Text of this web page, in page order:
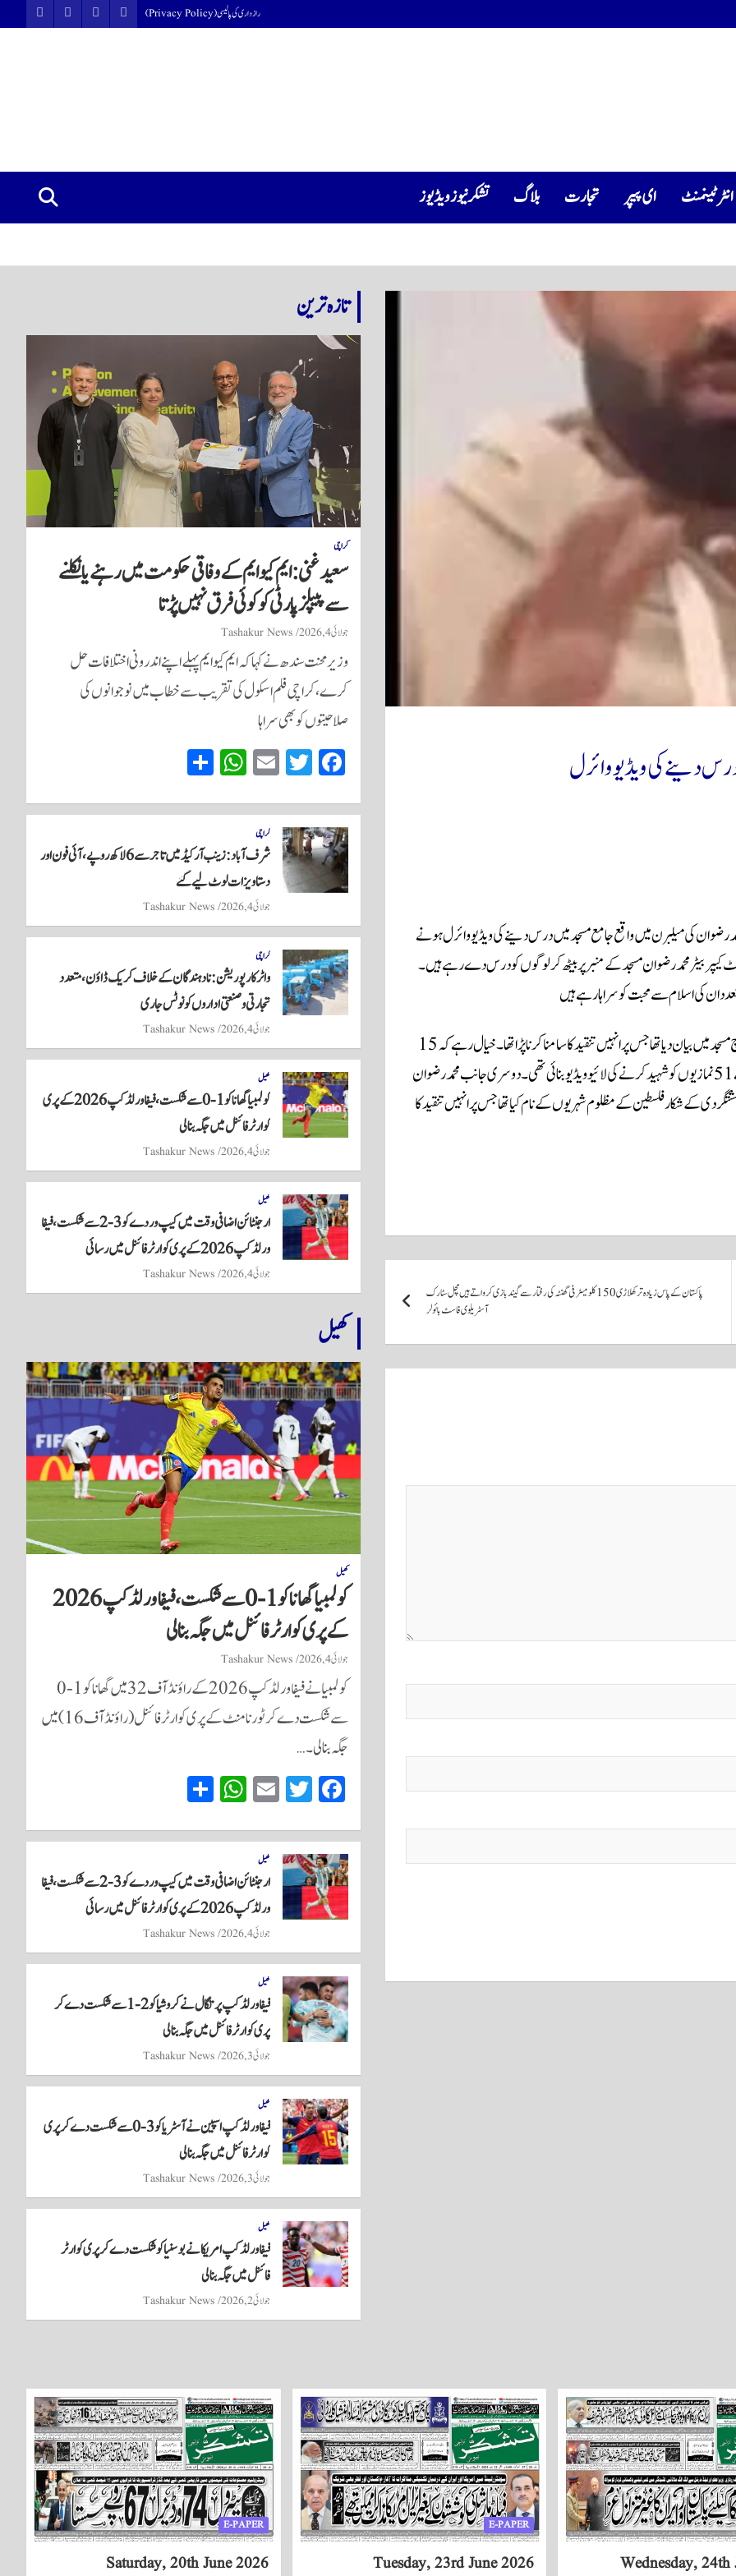
رازداری کی پالیسی (Privacy Policy)
انٹرٹینمنٹ ای پیپر تجارت بلاگ تشکرنیوز ویڈیوز
دینے کی ویڈیو وائرل
قومی ٹیم کے وکٹ کیپر بیٹر محمد رضوان کی میلبرن میں واقع جامع مسجد میں درس دینے کی ویڈیو وائرل ہونے
بیٹر محمد رضوان مسجد کے منبر پر بیٹھ کر لوگوں کو درس دے رہے ہیں۔
ان کی اسلام سے محبت کو سراہا رہے ہیں
اس سے قبل سال 2022ء میں وکٹ کیپر بیٹر نے نیوزی لینڈ کی کرائسٹ چرچ مسجد میں بیان دیا تھا جس پر انہیں تنقید کا سامنا کرنا پڑا تھا۔ خیال رہے کہ 15
مارچ 2019ء نیوزی لینڈ کی کرائسٹ چرچ مسجد میں سفید فام دہشت گرد نے 51 نمازیوں کو شہید کرنے کی لائیو ویڈیو بنائی تھی۔ دوسری جانب محمد رضوان
کے شکار فلسطین کے مظلوم شہریوں کے نام کیا تھا جس پر انہیں تنقید کا
پاکستان کے پاس زیادہ تر کھلاڑی 150 کلومیٹر فی گھنٹہ کی رفتار سے گیند بازی کرواتے ہیں مچل سٹارک
آسٹریلوی فاسٹ بائولر
تازہ ترین
کراچی
سعید غنی: ایم کیو ایم کے وفاقی حکومت میں رہنے یا نکلنے
سے پیپلز پارٹی کو کوئی فرق نہیں پڑتا
جولائی 4, 2026 Tashakur News
وزیر محنت سندھ نے کہا کہ ایم کیو ایم پہلے اپنے اندرونی اختلافات حل
کرے، کراچی فلم اسکول کی تقریب سے خطاب میں نوجوانوں کی
صلاحیتوں کو بھی سراہا
Fa
ce
bo
ok
T
wi
tte
r
E
m
ail
W
ha
ts
A
pp
re
کراچی
شرف آباد: زینب آرکیڈ میں تاجر سے 6 لاکھ روپے، آئی فون اور
دستاویزات لوٹ لیے گئے
جولائی 4, 2026 Tashakur News
کراچی
واٹر کارپوریشن: نادہندگان کے خلاف کریک ڈاؤن، متعدد
تجارتی و صنعتی اداروں کو نوٹس جاری
جولائی 4, 2026 Tashakur News
کھیل
کولمبیا گھانا کو 1-0 سے شکست، فیفا ورلڈ کپ 2026 کے پری
کوارٹر فائنل میں جگہ بنا لی
جولائی 4, 2026 Tashakur News
کھیل
ارجنٹائن اضافی وقت میں کیپ وردے کو 3-2 سے شکست، فیفا
ورلڈ کپ 2026 کے پری کوارٹر فائنل میں رسائی
جولائی 4, 2026 Tashakur News
کھیل
کھیل
کولمبیا گھانا کو 1-0 سے شکست، فیفا ورلڈ کپ 2026
کے پری کوارٹر فائنل میں جگہ بنا لی
جولائی 4, 2026 Tashakur News
کولمبیا نے فیفا ورلڈ کپ 2026 کے راؤنڈ آف 32 میں گھانا کو 1-0
سے شکست دے کر ٹورنامنٹ کے پری کوارٹر فائنل (راؤنڈ آف 16) میں
جگہ بنا لی۔…
Fa
ce
bo
ok
T
wi
tte
r
E
m
ail
W
ha
ts
A
pp
re
کھیل
ارجنٹائن اضافی وقت میں کیپ وردے کو 3-2 سے شکست، فیفا
ورلڈ کپ 2026 کے پری کوارٹر فائنل میں رسائی
جولائی 4, 2026 Tashakur News
کھیل
فیفا ورلڈ کپ پرتگال نے کروشیا کو 2-1 سے شکست دے کر
پری کوارٹر فائنل میں جگہ بنا لی
جولائی 3, 2026 Tashakur News
کھیل
فیفا ورلڈ کپ اسپین نے آسٹریا کو 3-0 سے شکست دے کر پری
کوارٹر فائنل میں جگہ بنا لی
جولائی 3, 2026 Tashakur News
کھیل
فیفا ورلڈ کپ امریکا نے بوسنیا کو شکست دے کر پری کوارٹر
فائنل میں جگہ بنا لی
جولائی 2, 2026 Tashakur News
Wednesday, 24th
E-PAPER
Tuesday, 23rd June 2026
E-PAPER
Saturday, 20th June 2026